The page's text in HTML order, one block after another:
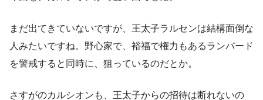
まだ出てきていないですが、王太子ラルセンは結構面倒な
人みたいですね。野心家で、裕福で権力もあるランバード
を警戒すると同時に、狙っているのだとか。
さすがのカルシオンも、王太子からの招待は断れないの